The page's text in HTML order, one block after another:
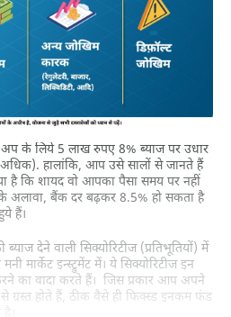
के लिये 5 लाख रुपए 8% ब्याज पर उधार
हालांकि, आप उसे सालों से जानते हैं
है कि शायद वो आपका पैसा समय पर नहीं
अलावा, बैंक दर बढ़कर 8.5% हो सकता है
हैं।
देने वाली सिक्योरिटीज (प्रतिभूतियों) में
मार्केट इन्स्ट्रुमेंट में। ये सिक्योरिटीज इन
का वादा करते हैं। जिस प्रकार आप अपने
ग्रस्त होते हैं, ठीक वैसे ही फिक्स्ड इनकम फंड